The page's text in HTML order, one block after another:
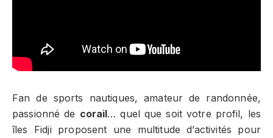
Fan de sports nautiques, amateur de randonnée,
passionné de corail … quel que soit votre profil, les
îles Fidji proposent une multitude d’activités pour